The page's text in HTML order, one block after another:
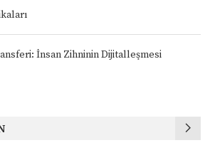
İnsan Zihninin Dijitalleşmesi